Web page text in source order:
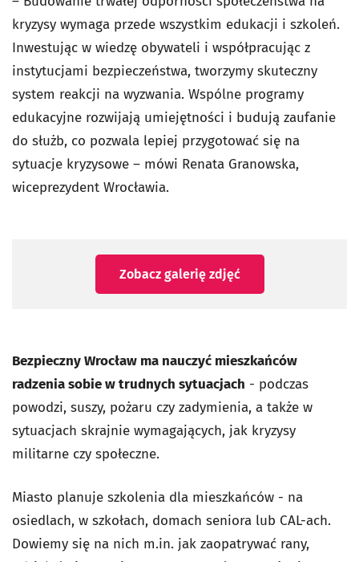
kryzysy wymaga przede wszystkim edukacji i szkoleń.
Inwestując w wiedzę obywateli i współpracując z
instytucjami bezpieczeństwa, tworzymy skuteczny
system reakcji na wyzwania. Wspólne programy
edukacyjne rozwijają umiejętności i budują zaufanie
do służb, co pozwala lepiej przygotować się na
sytuacje kryzysowe – mówi Renata Granowska,
wiceprezydent Wrocławia.
Zobacz galerię zdjęć
Bezpieczny Wrocław ma nauczyć mieszkańców
radzenia sobie w trudnych sytuacjach - podczas
powodzi, suszy, pożaru czy zadymienia, a także w
sytuacjach skrajnie wymagających, jak kryzysy
militarne czy społeczne.
Miasto planuje szkolenia dla mieszkańców - na
osiedlach, w szkołach, domach seniora lub CAL-ach.
Dowiemy się na nich m.in. jak zaopatrywać rany,